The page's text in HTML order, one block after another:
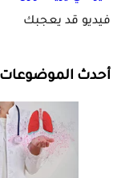
فيديو قد يعجبك
أحدث الموضوعات